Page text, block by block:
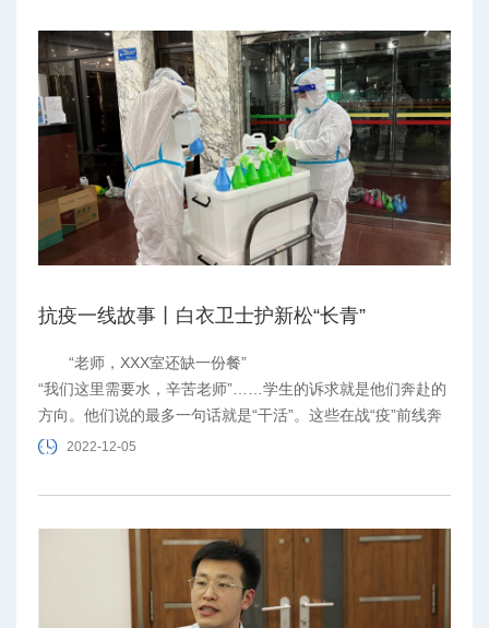
抗疫一线故事丨白衣卫士护新松“长青”
“老师，XXX室还缺一份餐”
“我们这里需要水，辛苦老师”……学生的诉求就是他们奔赴的
方向。他们说的最多一句话就是“干活”。这些在战“疫”前线奔
忙的白衣卫士，是校园防疫工作人员的缩影。在新松公寓楼
们守护着临时封控区学生们的平安和健康。
2022-12-05